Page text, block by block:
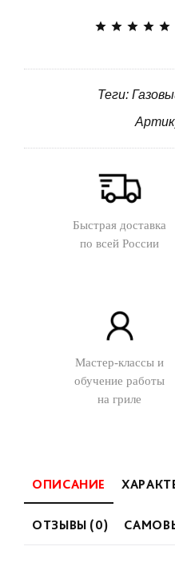
Теги:
Быстрая доставка
по всей России
Мастер-классы и
обучение работы
на гриле
ОПИСАНИЕ
ОТЗЫВЫ (0)